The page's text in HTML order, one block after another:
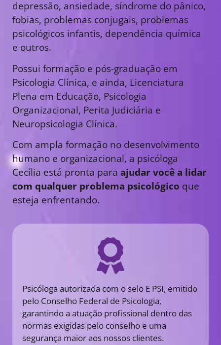
depressão, ansiedade, síndrome do pânico,
fobias, problemas conjugais, problemas
psicológicos infantis, dependência química
e outros.
Possui formação e pós-graduação em
Psicologia Clínica, e ainda, Licenciatura
Plena em Educação, Psicologia
Organizacional, Perita Judiciária e
Neuropsicologia Clínica.
Com ampla formação no desenvolvimento
humano e organizacional, a psicóloga
Cecília está pronta para ajudar você a lidar
com qualquer problema psicológico que
esteja enfrentando.
Psicóloga autorizada com o selo E PSI, emitido
pelo Conselho Federal de Psicologia,
garantindo a atuação profissional dentro das
normas exigidas pelo conselho e uma
segurança maior aos nossos clientes.